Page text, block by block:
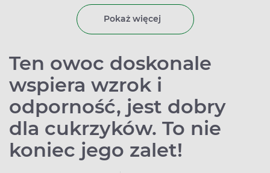
Pokaż więcej
Ten owoc doskonale
wspiera wzrok i
odporność, jest dobry
dla cukrzyków. To nie
koniec jego zalet!